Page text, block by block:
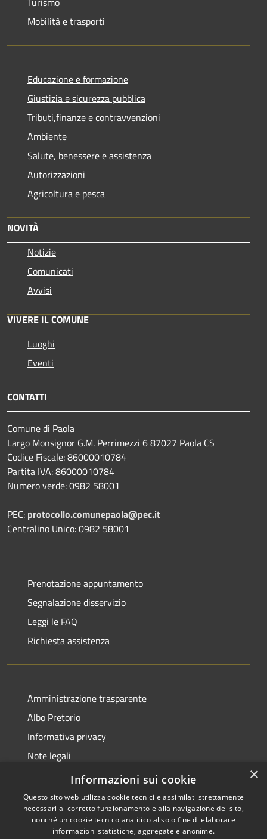
Mobilità e trasporti
Educazione e formazione
Giustizia e sicurezza pubblica
Tributi,finanze e contravvenzioni
Ambiente
Salute, benessere e assistenza
Autorizzazioni
Agricoltura e pesca
NOVITÀ
Notizie
Comunicati
Avvisi
VIVERE IL COMUNE
Luoghi
Eventi
CONTATTI
Comune di Paola
Largo Monsignor G.M. Perrimezzi 6 87027 Paola CS
Codice Fiscale: 86000010784
Partita IVA: 86000010784
Numero verde: 0982 58001
PEC: protocollo.comunepaola@pec.it
Centralino Unico: 0982 58001
Prenotazione appuntamento
Segnalazione disservizio
Leggi le FAQ
Richiesta assistenza
Amministrazione trasparente
Albo Pretorio
Informativa privacy
Note legali
Dichiarazione di accessibilità
Copyright © 2026 • Comune di
×
Informazioni sui cookie
Questo sito web utilizza cookie tecnici e assimilati strettamente
necessari al corretto funzionamento e alla navigazione del sito,
nonché un cookie tecnico analitico al solo fine di elaborare
informazioni statistiche, aggregate e anonime.